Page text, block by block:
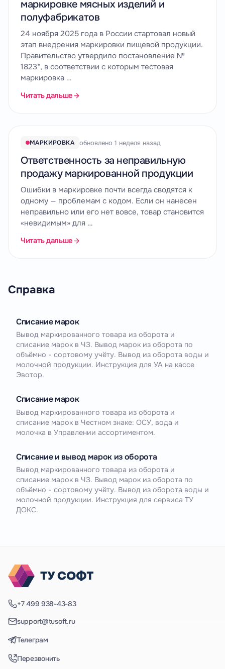
маркировке мясных изделий и
полуфабрикатов
24 ноября 2025 года в России стартовал новый
этап внедрения маркировки пищевой продукции.
Правительство утвердило постановление №
1823*, в соответствии с которым тестовая
маркировка …
Читать дальше
МАРКИРОВКА обновлено 1 неделя назад
Ответственность за неправильную
продажу маркированной продукции
Ошибки в маркировке почти всегда сводятся к
одному — проблемам с кодом. Если он нанесен
неправильно или его нет вовсе, товар становится
«невидимым» для …
Читать дальше
Справка
Списание марок
Вывод маркированного товара из оборота и
списание марок в ЧЗ. Вывод марок из оборота по
объёмно - сортовому учёту. Вывод из оборота воды и
молочной продукции. Инструкция для УА на кассе
Эвотор.
Списание марок
Вывод маркированного товара из оборота и
списание марок в Честном знаке: ОСУ, вода и
молочка в Управлении ассортиментом.
Списание и вывод марок из оборота
Вывод маркированного товара из оборота и
списание марок в ЧЗ. Вывод марок из оборота по
объёмно - сортовому учёту. Вывод из оборота воды и
молочной продукции. Инструкция для сервиса ТУ
ДОКС.
+7 499 938-43-83
support@tusoft.ru
Телеграм
Перезвонить